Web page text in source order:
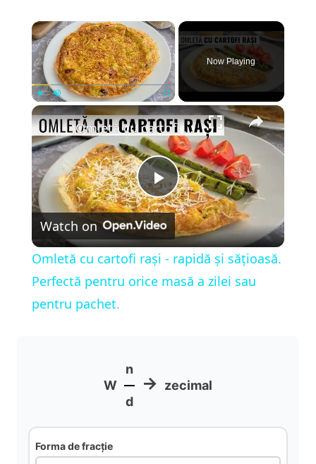
×
Unmute
Now Playing
×
P
l
a
d
Omletă cu cartofi rași - rapidă și sățioasă. Perfectă pentru orice masă a zilei sau pentru pachet.
Watch on
Omletă cu cartofi rași - rapidă și sățioasă.
Perfectă pentru orice masă a zilei sau
pentru pachet.
W
n
d
→ zecimal
Forma de fracție